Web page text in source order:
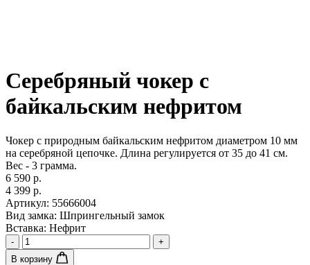
Серебряный чокер с
байкальским нефритом
Чокер с природным байкальским нефритом диаметром 10 мм
на серебряной цепочке. Длина регулируется от 35 до 41 см.
Вес - 3 грамма.
6 590 р.
4 399 р.
Артикул: 55666004
Вид замка: Шпрингельный замок
Вставка: Нефрит
-
+
В корзину